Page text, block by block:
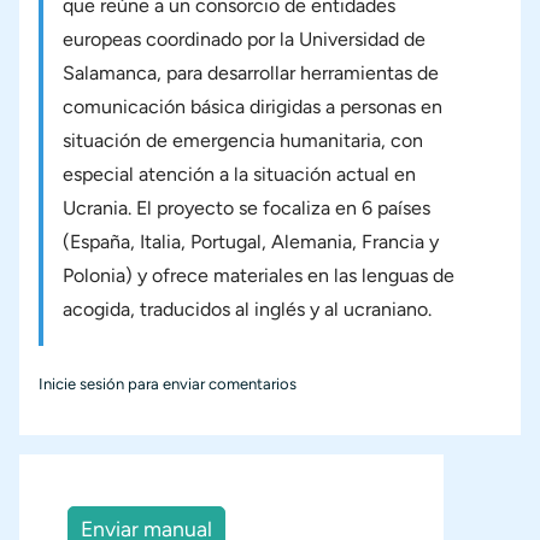
que reúne a un consorcio de entidades
europeas coordinado por la Universidad de
Salamanca, para desarrollar herramientas de
comunicación básica dirigidas a personas en
situación de emergencia humanitaria, con
especial atención a la situación actual en
Ucrania. El proyecto se focaliza en 6 países
(España, Italia, Portugal, Alemania, Francia y
Polonia) y ofrece materiales en las lenguas de
acogida, traducidos al inglés y al ucraniano.
Inicie sesión para enviar comentarios
Enviar manual